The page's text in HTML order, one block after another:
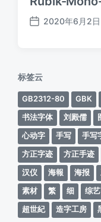
发
2020年6月2日
标签云
GB2312-80 GBK
书法字体
刘殿儒
心动字
手写 手写
方正字迹
方正手迹
汉仪
海報 海报
素材
繁 细 综艺
超世紀
造字工房